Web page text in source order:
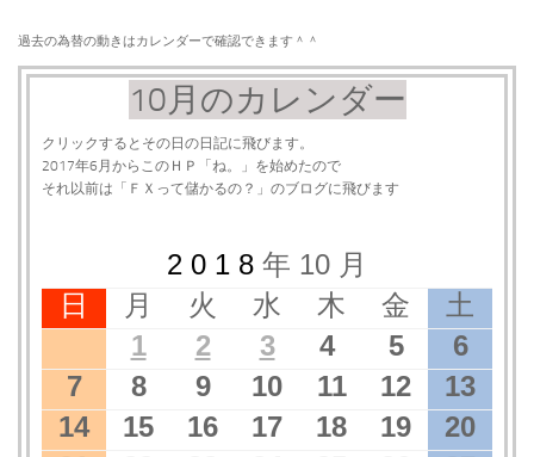
過去の為替の動きはカレンダーで確認できます＾＾
10月のカレンダー
クリックするとその日の日記に飛びます。
2017年6月からこのＨＰ「ね。」を始めたので
それ以前は「ＦＸって儲かるの？」のブログに飛びます
2 0 1 8 年 10 月
日
月 火 水 木 金
土
1
2 3 4 5
6
7
8 9 10 11 12
13
14
15 16 17 18 19
20